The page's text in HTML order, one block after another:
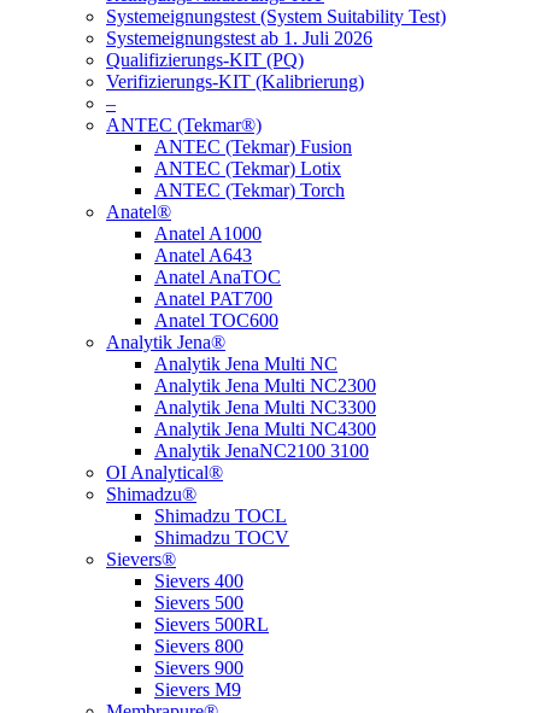
Systemeignungstest (System Suitability Test)
Systemeignungstest ab 1. Juli 2026
Qualifizierungs-KIT (PQ)
Verifizierungs-KIT (Kalibrierung)
–
ANTEC (Tekmar®)
ANTEC (Tekmar) Fusion
ANTEC (Tekmar) Lotix
ANTEC (Tekmar) Torch
Anatel®
Anatel A1000
Anatel A643
Anatel AnaTOC
Anatel PAT700
Anatel TOC600
Analytik Jena®
Analytik Jena Multi NC
Analytik Jena Multi NC2300
Analytik Jena Multi NC3300
Analytik Jena Multi NC4300
Analytik JenaNC2100 3100
OI Analytical®
Shimadzu®
Shimadzu TOCL
Shimadzu TOCV
Sievers®
Sievers 400
Sievers 500
Sievers 500RL
Sievers 800
Sievers 900
Sievers M9